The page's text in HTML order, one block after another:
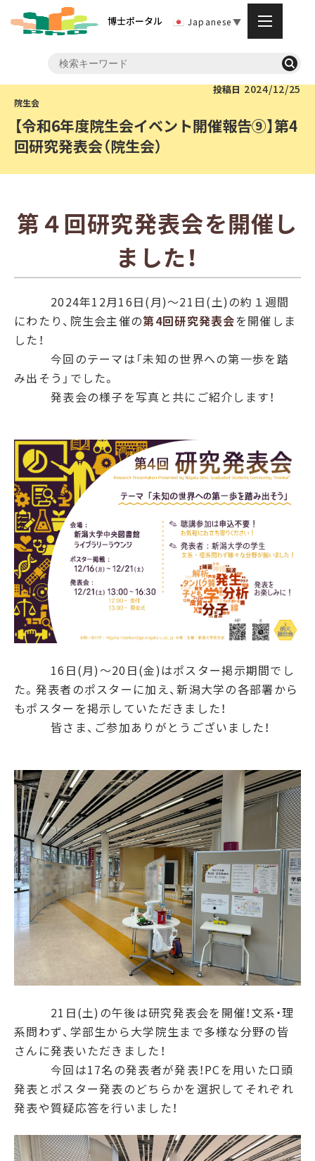
博士ポータル Japanese▼
投稿日 2024/12/25
【令和6年度院生会イベント開催報告⑨】第4
回研究発表会（院生会）
第４回研究発表会を開催し
ました！
2024年12月16日(月)～21日(土)の約１ 週間
にわたり、院生会主催の第4回研究発表会を開催しま
した！
今回のテーマは「未知の世界への第一歩を踏
み出そう」でした。
発表会の様子を写真と共にご紹介します！
16日(月)～20日(金)はポスター掲示期間でし
た。発表者のポスターに加え、新潟大学の各部署から
もポスターを掲示していただきました！
皆さま、ご参加ありがとうございました！
21日(土)の午後は研究発表会を開催！文系・理
系問わず、学部生から大学院生まで多様な分野の皆
さんに発表いただきました！
今回は17名の発表者が発表！PCを用いた口頭
発表とポスター発表のどちらかを選択してそれぞれ
発表や質疑応答を行いました！